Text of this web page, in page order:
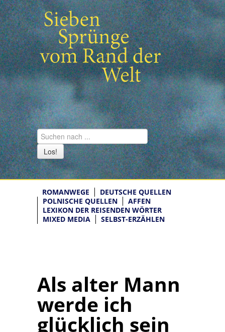
Los!
ROMANWEGE
DEUTSCHE QUELLEN
POLNISCHE QUELLEN
AFFEN
LEXIKON DER REISENDEN WÖRTER
MIXED MEDIA
SELBST-ERZÄHLEN
Als alter Mann
werde ich
glücklich sein